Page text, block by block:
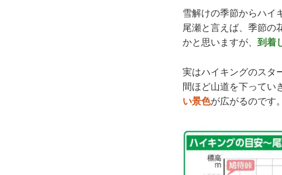
雪解けの季節からハイ
尾瀬と言えば、季節の
かと思いますが、 到着
実はハイキングのスタ
間ほど山道を下ってい
い景色が広がるのです。